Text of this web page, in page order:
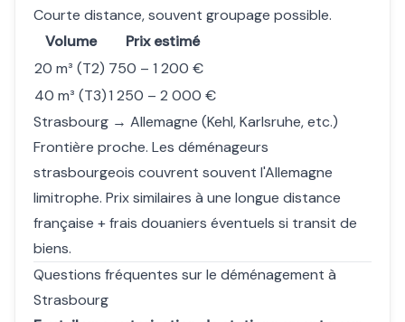
Courte distance, souvent groupage possible.
Volume
Prix estimé
20 m³ (T2) 750 – 1 200 €
40 m³ (T3)1 250 – 2 000 €
Strasbourg → Allemagne (Kehl, Karlsruhe, etc.)
Frontière proche. Les déménageurs
strasbourgeois couvrent souvent l'Allemagne
limitrophe. Prix similaires à une longue distance
française + frais douaniers éventuels si transit de
biens.
Questions fréquentes sur le déménagement à
Strasbourg